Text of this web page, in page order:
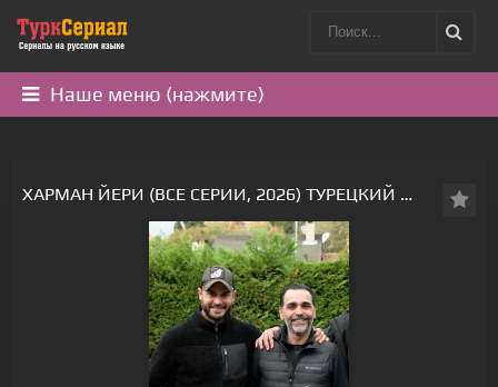
Наше меню (нажмите)
ХАРМАН ЙЕРИ (ВСЕ СЕРИИ, 2026) ТУРЕЦКИЙ СЕРИАЛ